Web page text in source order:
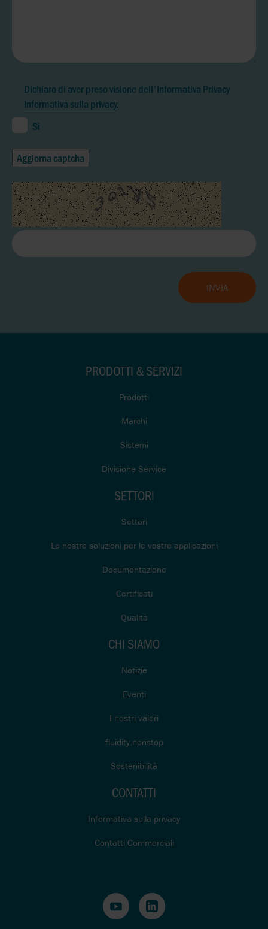
Dichiaro di aver preso visione dell'Informativa Privacy
Informativa sulla privacy.
Sì
Aggiorna captcha
PRODOTTI & SERVIZI
Prodotti
Marchi
Sistemi
Divisione Service
SETTORI
Settori
Le nostre soluzioni per le vostre applicazioni
Documentazione
Certificati
Qualità
CHI SIAMO
Notizie
Eventi
I nostri valori
fluidity.nonstop
Sostenibilità
CONTATTI
Informativa sulla privacy
Contatti Commerciali